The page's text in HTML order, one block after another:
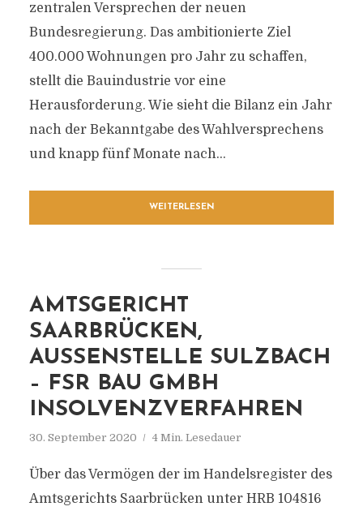
zentralen Versprechen der neuen
Bundesregierung. Das ambitionierte Ziel
400.000 Wohnungen pro Jahr zu schaffen,
stellt die Bauindustrie vor eine
Herausforderung. Wie sieht die Bilanz ein Jahr
nach der Bekanntgabe des Wahlversprechens
und knapp fünf Monate nach...
WEITERLESEN
AMTSGERICHT
SAARBRÜCKEN,
AUSSENSTELLE SULZBACH
– FSR BAU GMBH
INSOLVENZVERFAHREN
30. September 2020 4 Min. Lesedauer
Über das Vermögen der im Handelsregister des
Amtsgerichts Saarbrücken unter HRB 104816